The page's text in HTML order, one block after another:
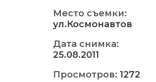
Место съемки:
ул.Космонавтов
Дата снимка:
25.08.2011
Просмотров: 1272